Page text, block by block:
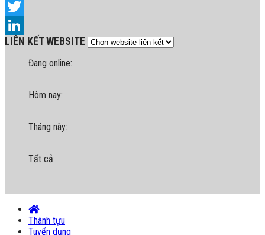
Facebook
Twitter
LinkedIn
LIÊN KẾT WEBSITE
Đang online:
Hôm nay:
Tháng này:
Tất cả:
Thành tựu
Tuyển dụng